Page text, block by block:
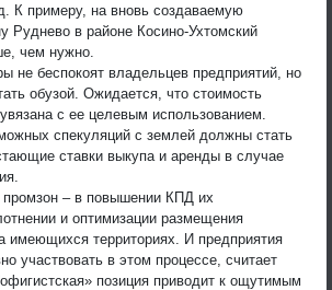
К примеру, на вновь создаваемую
Руднево в районе Косино-Ухтомский
чем нужно.
не беспокоят владельцев предприятий, но
обузой. Ожидается, что стоимость
с ее целевым использованием.
спекуляций с землей должны стать
ставки выкупа и аренды в случае
– в повышении КПД их
и оптимизации размещения
имеющихся территориях. И предприятия
участвовать в этом процессе, считает
позиция приводит к ощутимым